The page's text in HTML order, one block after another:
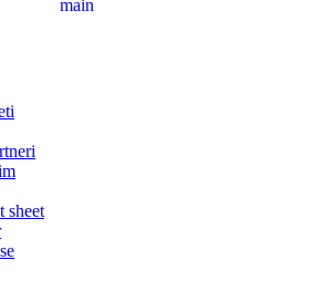
sheet